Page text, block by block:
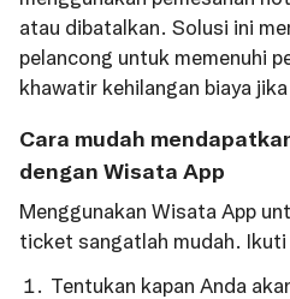
atau dibatalkan. Solusi ini
pelancong untuk memenuhi
khawatir kehilangan biaya
Cara mudah
dengan Wisata App
Menggunakan Wisata App
ticket sangatlah mudah.
Tentukan kapan Anda